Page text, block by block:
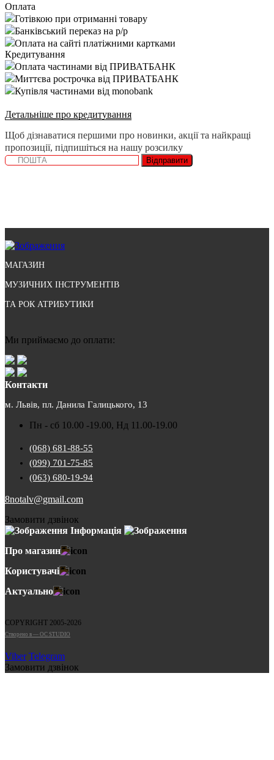
Оплата
Готівкою при отриманні товару
Банківський переказ на р/р
Оплата на сайті платіжними картками
Кредитування
Оплата частинами від ПРИВАТБАНК
Миттєва рострочка від ПРИВАТБАНК
Купівля частинами від monobank
Детальніше про кредитування
Щоб дізнаватися першими про новинки, акції та найкращі
пропозиції, підпишіться на нашу розсилку
Відправити
МАГАЗИН
МУЗИЧНИХ ІНСТРУМЕНТІВ
ТА РОК АТРИБУТИКИ
Ми приймаємо до оплати:
Контакти
м. Львів, пл. Данила Галицького, 13
Пн - сб 10.00 -19.00, Нд 11.00-19.00
(068) 681-88-55
(099) 701-75-85
(063) 680-19-94
8notalv@gmail.com
Замовити дзвінок
Інформація
Про магазин
Користувачі
Актуально
COPYRIGHT 2005-2026
Cтворено в — OC STUDIO
Viber Telegram
Замовити дзвінок